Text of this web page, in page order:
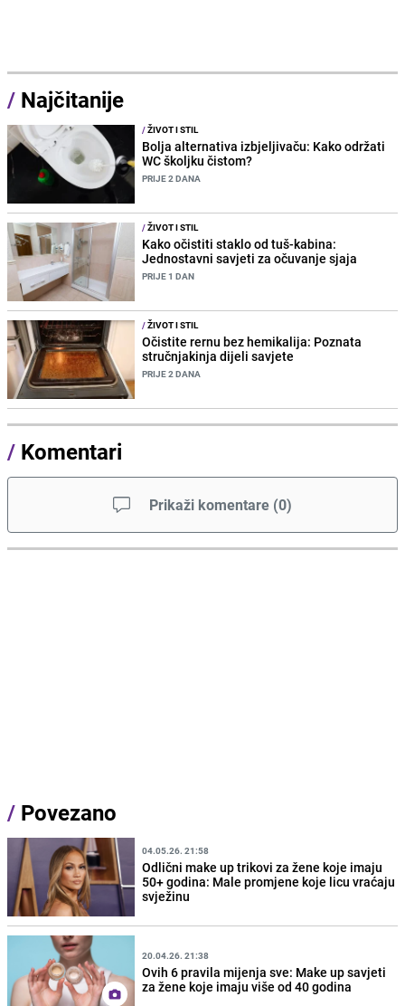
/ Najčitanije
/ŽIVOT I STIL
Bolja alternativa izbjeljivaču: Kako održati
WC školjku čistom?
PRIJE 2 DANA
/ŽIVOT I STIL
Kako očistiti staklo od tuš-kabina:
Jednostavni savjeti za očuvanje sjaja
PRIJE 1 DAN
/ŽIVOT I STIL
Očistite rernu bez hemikalija: Poznata
stručnjakinja dijeli savjete
PRIJE 2 DANA
/ Komentari
Prikaži komentare (0)
/ Povezano
04.05.26. 21:58
Odlični make up trikovi za žene koje imaju
50+ godina: Male promjene koje licu vraćaju
svježinu
20.04.26. 21:38
Ovih 6 pravila mijenja sve: Make up savjeti
za žene koje imaju više od 40 godina